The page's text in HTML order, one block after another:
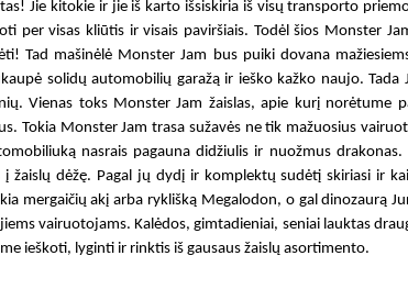
Jie kitokie ir jie iš karto išsiskiria iš visų transporto
per visas kliūtis ir visais paviršiais. Todėl šios Monster
Tad mašinėlė Monster Jam bus puiki dovana
solidų automobilių garažą ir ieško kažko naujo. Tada
Vienas toks Monster Jam žaislas, apie kurį norėtume
Tokia Monster Jam trasa sužavės ne tik mažuosius
nasrais pagauna didžiulis ir nuožmus drakonas.
žaislų dėžę. Pagal jų dydį ir komplektų sudėtį skiriasi ir
mergaičių akį arba ryklišką Megalodon, o gal dinozaurą
vairuotojams. Kalėdos, gimtadieniai, seniai lauktas
ieškoti, lyginti ir rinktis iš gausaus žaislų asortimento.